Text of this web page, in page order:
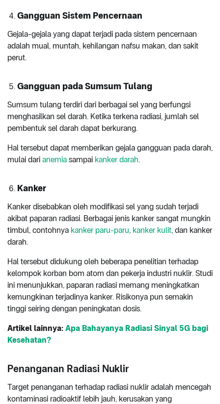
Gangguan Sistem Pencernaan
Gejala-gejala yang dapat terjadi pada sistem pencernaan
adalah mual, muntah, kehilangan nafsu makan, dan sakit
perut.
Gangguan pada Sumsum Tulang
Sumsum tulang terdiri dari berbagai sel yang berfungsi
menghasilkan sel darah. Ketika terkena radiasi, jumlah sel
pembentuk sel darah dapat berkurang.
Hal tersebut dapat memberikan gejala gangguan pada darah,
mulai dari anemia sampai kanker darah.
Kanker
Kanker disebabkan oleh modifikasi sel yang sudah terjadi
akibat paparan radiasi. Berbagai jenis kanker sangat mungkin
timbul, contohnya kanker paru-paru, kanker kulit, dan kanker
darah.
Hal tersebut didukung oleh beberapa penelitian terhadap
kelompok korban bom atom dan pekerja industri nuklir. Studi
ini menunjukkan, paparan radiasi memang meningkatkan
kemungkinan terjadinya kanker. Risikonya pun semakin
tinggi seiring dengan peningkatan dosis.
Artikel lainnya: Apa Bahayanya Radiasi Sinyal 5G bagi
Kesehatan?
Penanganan Radiasi Nuklir
Target penanganan terhadap radiasi nuklir adalah mencegah
kontaminasi radioaktif lebih jauh, kerusakan yang